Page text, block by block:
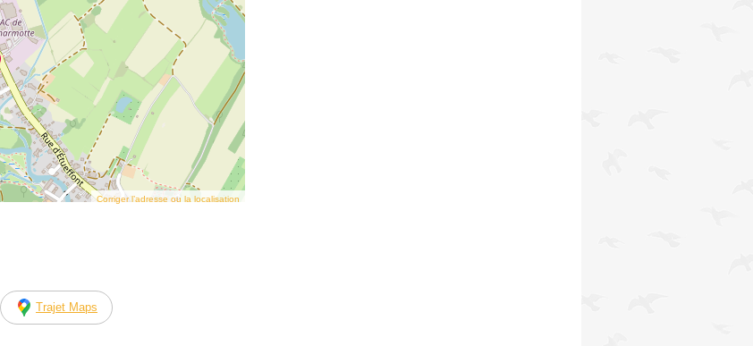
Corriger l’adresse ou la localisation
Trajet Maps